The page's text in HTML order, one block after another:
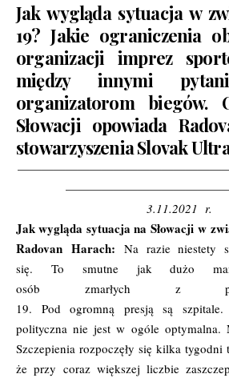
Jak wygląda sytuacja w
19? Jakie ograniczenia
organizacji imprez
między innymi
organizatorom biegów.
Słowacji opowiada
stowarzyszeniaSlovak
3.11.2021 r.
Jak wygląda sytuacja na Słowacji w
Radovan Harach: Na razie niestety
się. To smutne jak dużo
osób zmarłych z
19. Pod ogromną presją są szpitale.
polityczna nie jest w ogóle optymalna.
Szczepienia rozpoczęły się kilka
że przy coraz większej liczbie